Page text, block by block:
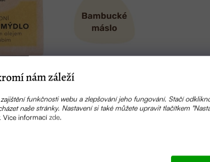
nám záleží
funkčnosti webu a zlepšování jeho fungování. Stačí
naše stránky. Nastavení si také můžete upravit tlačítkem
Více informací zde.
Glycerin, Sodium Shea Butterate, Sodium Castorate,